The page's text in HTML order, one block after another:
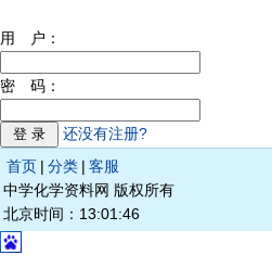
用 户：
密 码：
还没有注册?
首页 | 分类 | 客服
中学化学资料网 版权所有
北京时间：13:01:46